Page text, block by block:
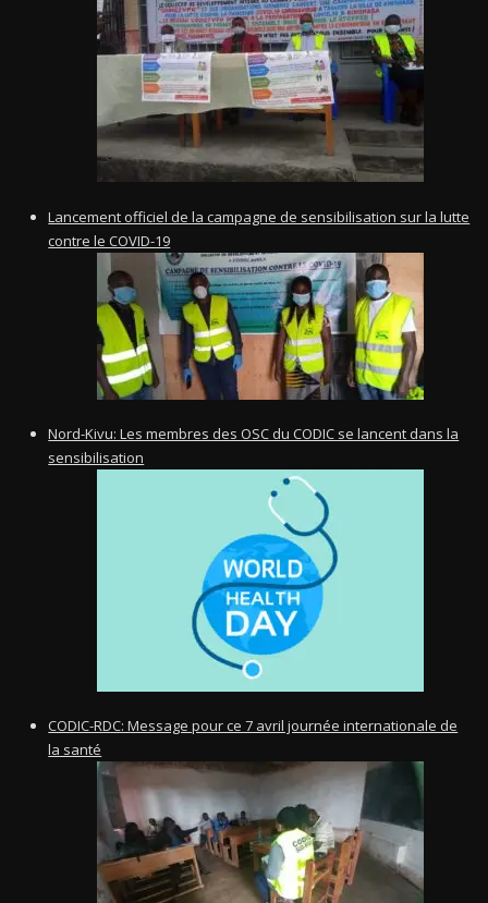
Lancement officiel de la campagne de sensibilisation sur la lutte
contre le COVID-19
Nord-Kivu: Les membres des OSC du CODIC se lancent dans la
sensibilisation
CODIC-RDC: Message pour ce 7 avril journée internationale de
la santé